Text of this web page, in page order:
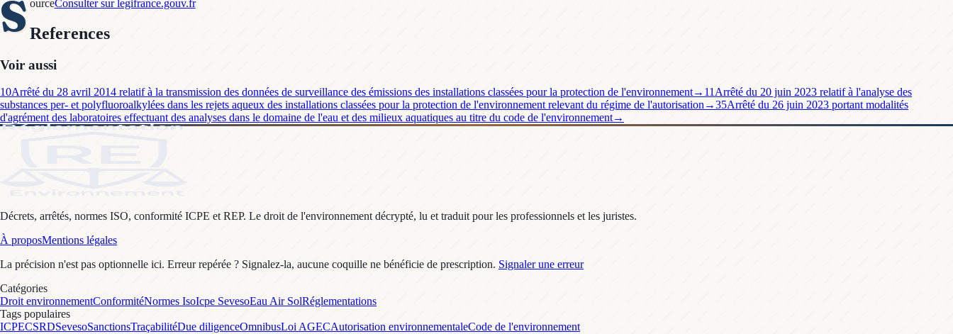
S ourceConsulter sur legifrance.gouv.fr
References
Voir aussi
10Arrêté du 28 avril 2014 relatif à la transmission des données de surveillance des émissions des installations classées pour la protection de l'environnement→ 11Arrêté du 20 juin 2023 relatif à l'analyse des
substances per- et polyfluoroalkylées dans les rejets aqueux des installations classées pour la protection de l'environnement relevant du régime de l'autorisation→35Arrêté du 26 juin 2023 portant modalités
d'agrément des laboratoires effectuant des analyses dans le domaine de l'eau et des milieux aquatiques au titre du code de l'environnement→
Décrets, arrêtés, normes ISO, conformité ICPE et REP. Le droit de l'environnement décrypté, lu et traduit pour les professionnels et les juristes.
À proposMentions légales
La précision n'est pas optionnelle ici. Erreur repérée ? Signalez-la, aucune coquille ne bénéficie de prescription. Signaler une erreur
Catégories
Droit environnementConformitéNormes IsoIcpe SevesoEau Air SolRéglementations
Tags populaires
ICPECSRDSevesoSanctionsTraçabilitéDue diligenceOmnibusLoi AGECAutorisation environnementaleCode de l'environnement